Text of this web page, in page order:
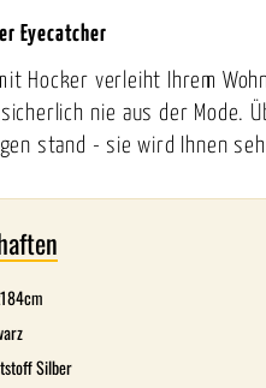
Eyecatcher
Hocker verleiht Ihrem
nie aus der Mode.
stand - sie wird Ihnen
Silber